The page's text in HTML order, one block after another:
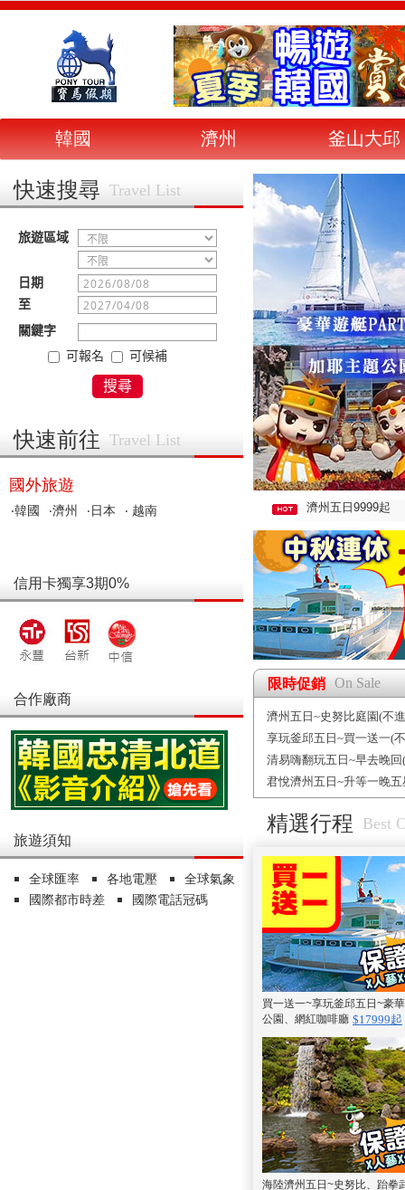
韓國 濟州 釜山大邱
快速搜尋 Travel List
快速前往 Travel List
國外旅遊
‧韓國 ‧濟州 ‧日本 ‧ 越南
信用卡獨享3期0%
合作廠商
旅遊須知
全球匯率 各地電壓
全球氣象
國際都市時差
國際電話冠碼
濟州五日9999起
限時促銷 On Sale
濟州五日~史努比庭園(不
享玩釜邱五日~買一送一(
清易嗨翻玩五日~早去晚
君悅濟州五日~升等一晚
精選行程 Best
買一送一~享玩釜邱五日~豪
公園、網紅咖啡廳 $17999起
海陸濟州五日~史努比、跆拳